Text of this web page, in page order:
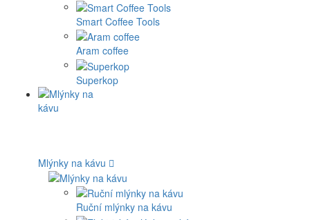
Smart Coffee Tools
Aram coffee
Superkop
Mlýnky na kávu
Ruční mlýnky na kávu